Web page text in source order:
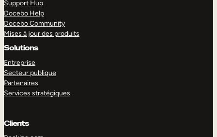
Support Hub
Docebo Help
Docebo Community
Mises à jour des produits
Solutions
Entreprise
Secteur publique
Partenaires
Services stratégiques
Clients